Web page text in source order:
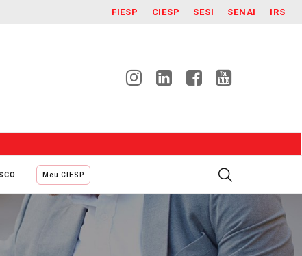
FIESP CIESP SESI SENAI IRS
Meu CIESP